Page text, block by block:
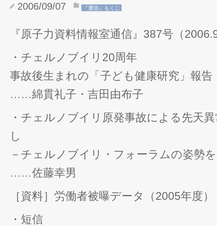
2006/09/07 『通信』もくじ
『原子力資料情報室通信』387号（
・チェルノブイリ20周年
事故後生まれの「子ども健康研究」報告
……綿貫礼子・吉田由布子
・チェルノブイリ原発事故による先天
し
－チェルノブイリ・フォーラムの姿勢
……佐藤幸男
［資料］労働者被曝データ（2005年度）
・短信